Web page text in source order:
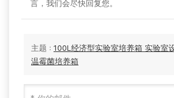
言，我们会尽快回复您。
主题 : 100L经济型实验室培养箱 实验室
温霉菌培养箱